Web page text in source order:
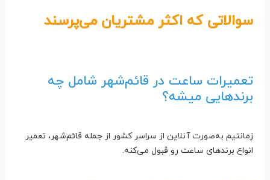
سوالاتی که اکثر مشتریان می‌پرسند
تعمیرات ساعت در قائم‌شهر شامل چه
برندهایی میشه؟
زمانتیم به‌صورت آنلاین از سراسر کشور از جمله قائم‌شهر، تعمیر
انواع برندهای ساعت رو قبول می‌کنه.